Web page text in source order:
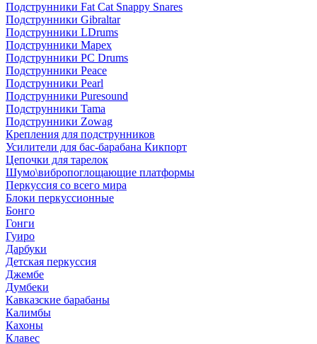
Подструнники Fat Cat Snappy Snares
Подструнники Gibraltar
Подструнники LDrums
Подструнники Mapex
Подструнники PC Drums
Подструнники Peace
Подструнники Pearl
Подструнники Puresound
Подструнники Tama
Подструнники Zowag
Крепления для подструнников
Усилители для бас-барабана Кикпорт
Цепочки для тарелок
Шумо\вибропоглощающие платформы
Перкуссия со всего мира
Блоки перкуссионные
Бонго
Гонги
Гуиро
Дарбуки
Детская перкуссия
Джембе
Думбеки
Кавказские барабаны
Калимбы
Кахоны
Клавес